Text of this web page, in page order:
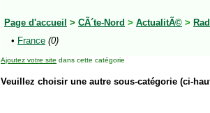
Page d'accueil > CÃ´te-Nord > ActualitÃ© >
• France (0)
Ajoutez votre site dans cette catégorie
Veuillez choisir une autre sous-catégorie (ci-